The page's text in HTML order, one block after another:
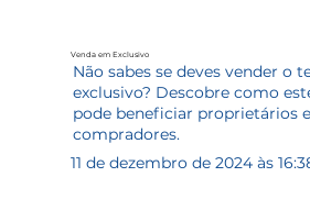
Venda em Exclusivo
Não sabes se deves vender o
exclusivo? Descobre como
pode beneficiar proprietários e
compradores.
11 de dezembro de 2024 às